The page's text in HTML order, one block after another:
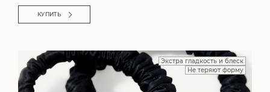
КУПИТЬ
Экстра гладкость и блеск
Не теряют форму